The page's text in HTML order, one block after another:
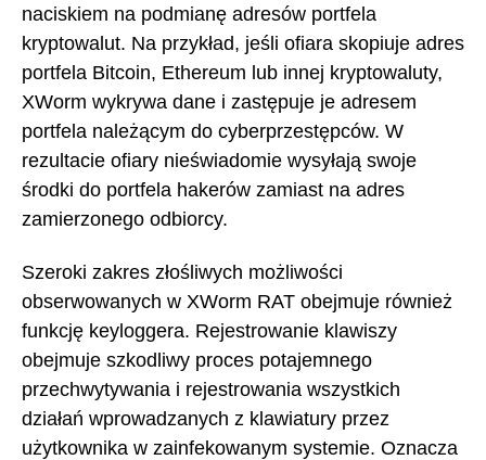
naciskiem na podmianę adresów portfela
kryptowalut. Na przykład, jeśli ofiara skopiuje adres
portfela Bitcoin, Ethereum lub innej kryptowaluty,
XWorm wykrywa dane i zastępuje je adresem
portfela należącym do cyberprzestępców. W
rezultacie ofiary nieświadomie wysyłają swoje
środki do portfela hakerów zamiast na adres
zamierzonego odbiorcy.
Szeroki zakres złośliwych możliwości
obserwowanych w XWorm RAT obejmuje również
funkcję keyloggera. Rejestrowanie klawiszy
obejmuje szkodliwy proces potajemnego
przechwytywania i rejestrowania wszystkich
działań wprowadzanych z klawiatury przez
użytkownika w zainfekowanym systemie. Oznacza